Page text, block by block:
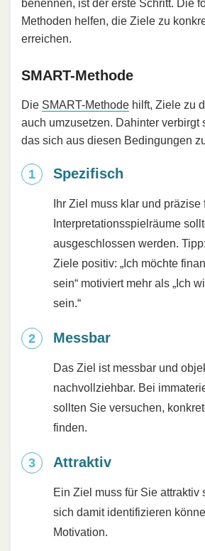
benennen, ist der erste Schritt. Die
Methoden helfen, die Ziele zu
erreichen.
SMART-Methode
Die SMART-Methode hilft, Ziele zu
auch umzusetzen. Dahinter verbirgt
das sich aus diesen Bedingungen
Spezifisch
Ihr Ziel muss klar und präzise
Interpretationsspielräume
ausgeschlossen werden.
Ziele positiv: „Ich möchte
sein“ motiviert mehr als „Ich
sein.“
Messbar
Das Ziel ist messbar und
nachvollziehbar. Bei
sollten Sie versuchen,
finden.
Attraktiv
Ein Ziel muss für Sie attraktiv
sich damit identifizieren
Motivation.